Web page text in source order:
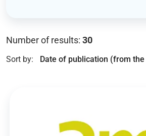
Number of results: 30
Sort by: